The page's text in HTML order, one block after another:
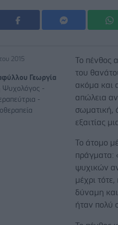
2015
Γεωργία
Ψυχολόγος -
-
Το πένθος
του
ακόμα και
απώλεια
σωματική,
εξαιτίας
Το άτομο
πράγματα:
ψυχικών
μέχρι
δύναμη
ήταν πολύ